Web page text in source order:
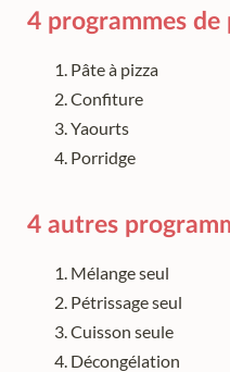
4 programmes
Pâte à pizza
Confiture
Yaourts
Porridge
4 autres
Mélange seul
Pétrissage seul
Cuisson seule
Décongélation